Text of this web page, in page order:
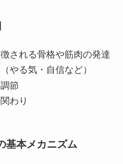
される骨格や筋肉の発達
やる気・自信など）
節
わり
基本メカニズム